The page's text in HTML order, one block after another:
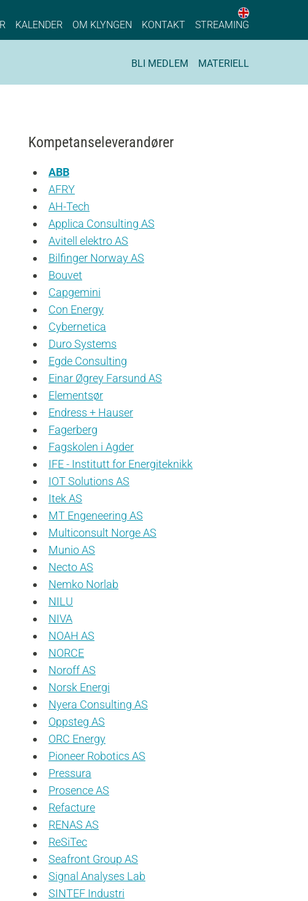
Sustainable Process Industry
KALENDER OM KLYNGEN KONTAKT STREAMING
English
BLI MEDLEM MATERIELL
Kompetanseleverandører
ABB
AFRY
AH-Tech
Applica Consulting AS
Avitell elektro AS
Bilfinger Norway AS
Bouvet
Capgemini
Con Energy
Cybernetica
Duro Systems
Egde Consulting
Einar Øgrey Farsund AS
Elementsør
Endress + Hauser
Fagerberg
Fagskolen i Agder
IFE - Institutt for Energiteknikk
IOT Solutions AS
Itek AS
MT Engeneering AS
Multiconsult Norge AS
Munio AS
Necto AS
Nemko Norlab
NILU
NIVA
NOAH AS
NORCE
Noroff AS
Norsk Energi
Nyera Consulting AS
Oppsteg AS
ORC Energy
Pioneer Robotics AS
Pressura
Prosence AS
Refacture
RENAS AS
ReSiTec
Seafront Group AS
Signal Analyses Lab
SINTEF Industri